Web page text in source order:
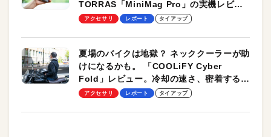
TORRAS「MiniMag Pro」の実機レビュ
ーも
アクセサリ レポート タイアップ
夏場のバイクは地獄？ ネッククーラーが助
けになるかも。 「COOLiFY Cyber
Fold」レビュー。冷却の速さ、密着する冷
却プレート、シンプルな操作性がグッド！
アクセサリ レポート タイアップ